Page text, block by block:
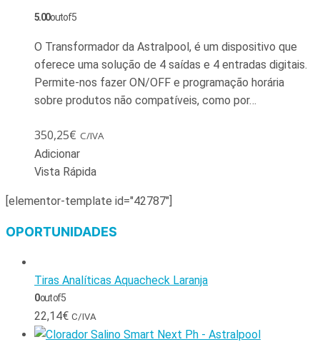
5.00out of 5
O Transformador da Astralpool, é um dispositivo que
oferece uma solução de 4 saídas e 4 entradas digitais.
Permite-nos fazer ON/OFF e programação horária
sobre produtos não compatíveis, como por…
350,25€ C/IVA
Adicionar
Vista Rápida
[elementor-template id="42787"]
OPORTUNIDADES
Tiras Analíticas Aquacheck Laranja
0out of 5
22,14€ C/IVA